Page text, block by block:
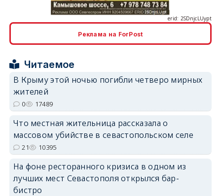
erid: 2SDnjcrDNw6
erid: 2SDnjdvhGXG
Реклама на ForPost
Читаемое
В Крыму этой ночью погибли четверо мирных
жителей
0 17489
Что местная жительница рассказала о
массовом убийстве в севастопольском селе
21 10395
На фоне ресторанного кризиса в одном из
лучших мест Севастополя открылся бар-
бистро